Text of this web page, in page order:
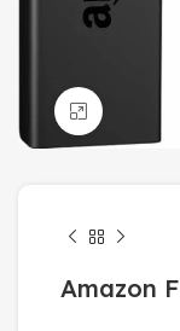
Amazon